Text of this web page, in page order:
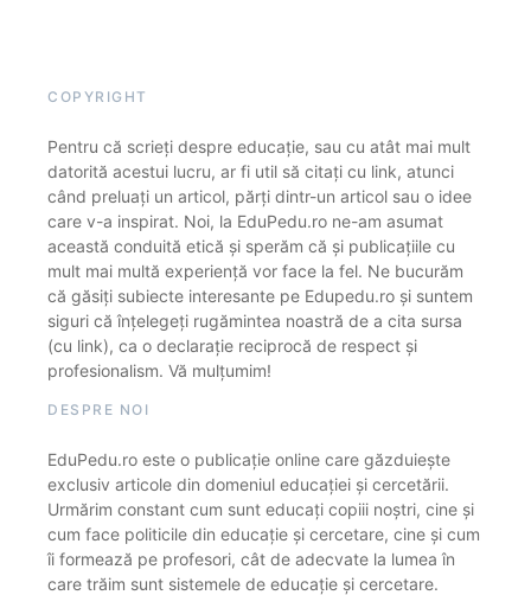
COPYRIGHT
Pentru că scrieți despre educație, sau cu atât mai mult
datorită acestui lucru, ar fi util să citați cu link, atunci
când preluați un articol, părți dintr-un articol sau o idee
care v-a inspirat. Noi, la EduPedu.ro ne-am asumat
această conduită etică și sperăm că și publicațiile cu
mult mai multă experiență vor face la fel. Ne bucurăm
că găsiți subiecte interesante pe Edupedu.ro și suntem
siguri că înțelegeți rugămintea noastră de a cita sursa
(cu link), ca o declarație reciprocă de respect și
profesionalism. Vă mulțumim!
DESPRE NOI
EduPedu.ro este o publicație online care găzduiește
exclusiv articole din domeniul educației și cercetării.
Urmărim constant cum sunt educați copiii noștri, cine și
cum face politicile din educație și cercetare, cine și cum
îi formează pe profesori, cât de adecvate la lumea în
care trăim sunt sistemele de educație și cercetare.